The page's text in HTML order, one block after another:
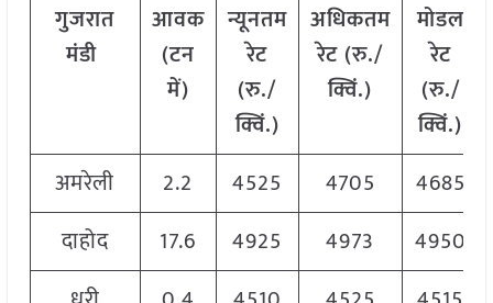
गुजरात
मंडी
आवक
(टन
में)
न्यूनतम
रेट
(रु./
क्विं.)
अधिकतम
रेट (रु./
क्विं.)
मोडल
रेट
(रु./
क्विं.)
अमरेली
2.2 4525 4705
4685
दाहोद
17.6 4925 4973
4950